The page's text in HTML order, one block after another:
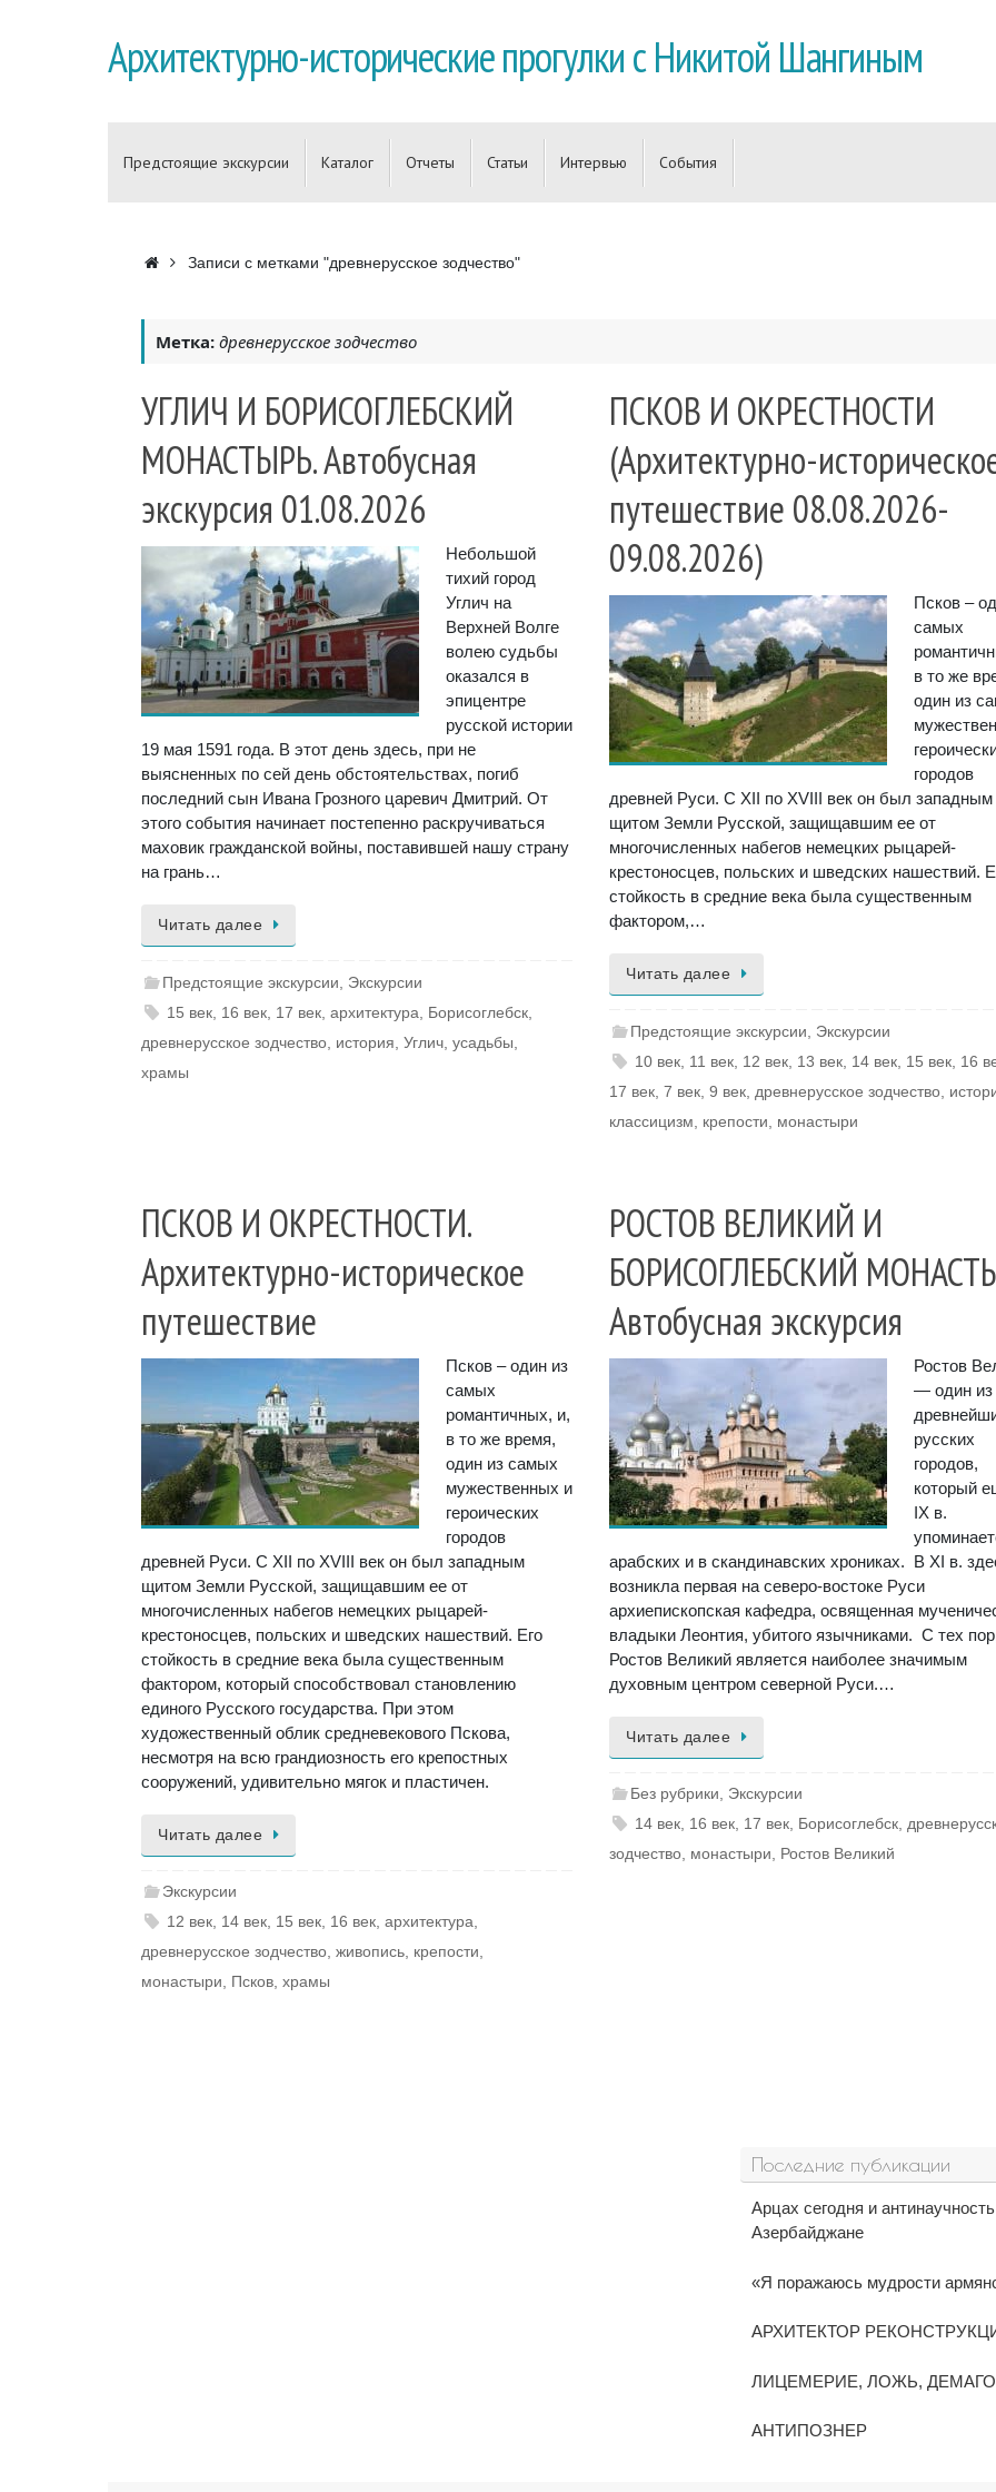
Архитектурно-исторические прогулки с Никитой Шангиным
Предстоящие экскурсии Каталог Отчеты Статьи Интервью События
Главная
Записи с метками "древнерусское зодчество"
Метка: древнерусское зодчество
УГЛИЧ И БОРИСОГЛЕБСКИЙ
МОНАСТЫРЬ. Автобусная
экскурсия 01.08.2026
Небольшой
тихий город
Углич на
Верхней Волге
волею судьбы
оказался в
эпицентре
русской истории
19 мая 1591 года. В этот день здесь, при не
выясненных по сей день обстоятельствах, погиб
последний сын Ивана Грозного царевич Дмитрий. От
этого события начинает постепенно раскручиваться
маховик гражданской войны, поставившей нашу страну
на грань…
Читать далее
Предстоящие экскурсии
Экскурсии
15 век 16 век 17 век ,архитектура Борисоглебск
древнерусское зодчество история Углич усадьбы
храмы
ПСКОВ И ОКРЕСТНОСТИ
(Архитектурно-
путешествие 08.08.2026-
09.08.2026)
Псков –
самых
в то же
один из
городов
древней Руси. С XII по XVIII век он был западным
щитом Земли Русской, защищавшим ее от
многочисленных набегов немецких рыцарей-
крестоносцев, польских и шведских нашествий.
стойкость в средние века была существенным
фактором,…
Читать далее
Предстоящие экскурсии
Экскурсии
10 век 11 век 12 век 13 век 14 век 15 век 16
17 век ,7 век ,9 век древнерусское зодчество
классицизм
крепости монастыри
ПСКОВ И ОКРЕСТНОСТИ.
Архитектурно-историческое
путешествие
Псков – один из
самых
романтичных, и,
в то же время,
один из самых
мужественных и
героических
городов
древней Руси. С XII по XVIII век он был западным
щитом Земли Русской, защищавшим ее от
многочисленных набегов немецких рыцарей-
крестоносцев, польских и шведских нашествий. Его
стойкость в средние века была существенным
фактором, который способствовал становлению
единого Русского государства. При этом
художественный облик средневекового Пскова,
несмотря на всю грандиозность его крепостных
сооружений, удивительно мягок и пластичен.
Читать далее
Экскурсии
12 век, 14 век, 15 век, 16 век,архитектура,
древнерусское зодчество, живопись, крепости,
монастыри, Псков, храмы
РОСТОВ ВЕЛИКИЙ И
БОРИСОГЛЕБСКИЙ
Автобусная экскурсия
Ростов
— один из
русских
городов,
который
IX в.
арабских и в скандинавских хрониках. B XI в.
возникла первая на северо-востоке Руси
архиепископская кафедра, освященная
владыки Леонтия, убитого язычниками. С тех
Ростов Великий является наиболее значимым
духовным центром северной Руси.…
Читать далее
Без рубрики, Экскурсии
14 век, 16 век, 17 век, Борисоглебск,
зодчество, монастыри, Ростов Великий
Последние публикации
Арцах сегодня и
Азербайджане
«Я поражаюсь мудрости
АРХИТЕКТОР
ЛИЦЕМЕРИЕ, ЛОЖЬ,
АНТИПОЗНЕР